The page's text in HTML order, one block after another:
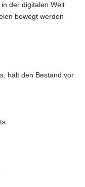
der digitalen Welt
bewegt werden
hält den Bestand vor